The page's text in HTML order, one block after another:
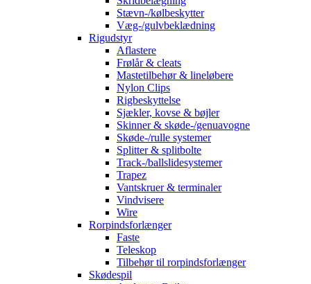
Stævn-/kølbeskytter
Væg-/gulvbeklædning
Rigudstyr
Aflastere
Frølår & cleats
Mastetilbehør & lineløbere
Nylon Clips
Rigbeskyttelse
Sjækler, kovse & bøjler
Skinner & skøde-/genuavogne
Skøde-/rulle systemer
Splitter & splitbolte
Track-/ballslidesystemer
Trapez
Vantskruer & terminaler
Vindvisere
Wire
Rorpindsforlænger
Faste
Teleskop
Tilbehør til rorpindsforlænger
Skødespil